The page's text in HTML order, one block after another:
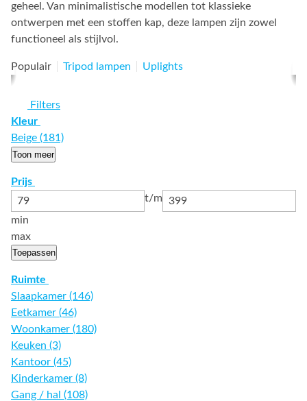
geheel. Van minimalistische modellen tot klassieke
ontwerpen met een stoffen kap, deze lampen zijn zowel
functioneel als stijlvol.
Populair Tripod lampen Uplights
Filters
Kleur
Beige (181)
Toon meer
Prijs
t/m
min
max
Toepassen
Ruimte
Slaapkamer (146)
Eetkamer (46)
Woonkamer (180)
Keuken (3)
Kantoor (45)
Kinderkamer (8)
Gang / hal (108)